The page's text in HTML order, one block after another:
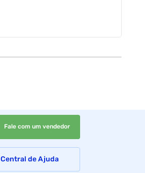
Fale com um vendedor
Central de Ajuda